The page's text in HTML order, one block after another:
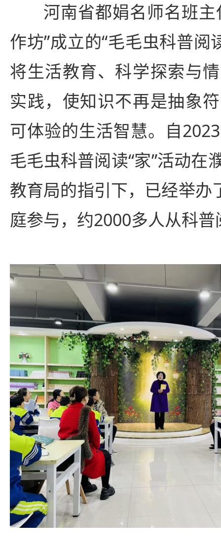
河南省都娟名师名班
作坊”成立的“毛毛虫科普阅
将生活教育、科学探索与
实践，使知识不再是抽象
可体验的生活智慧。自
毛毛虫科普阅读“家”活动在
教育局的指引下，已经举办
庭参与，约2000多人从科